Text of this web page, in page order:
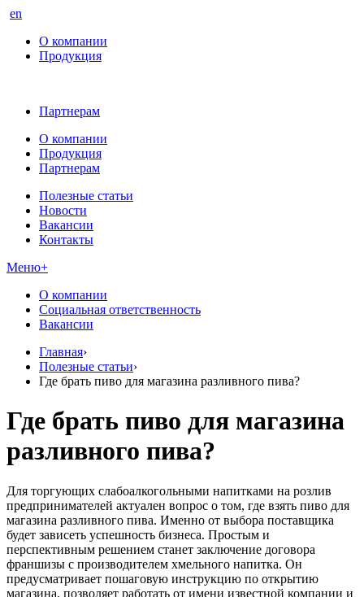
en
О компании
Продукция
Партнерам
О компании
Продукция
Партнерам
Полезные статьи
Новости
Вакансии
Контакты
Меню+
О компании
Социальная ответственность
Вакансии
Главная›
Полезные статьи›
Где брать пиво для магазина разливного пива?
Где брать пиво для магазина
разливного пива?
Для торгующих слабоалкогольными напитками на розлив
предпринимателей актуален вопрос о том, где взять пиво для
магазина разливного пива. Именно от выбора поставщика
будет зависеть успешность бизнеса. Простым и
перспективным решением станет заключение договора
франшизы с производителем хмельного напитка. Он
предусматривает пошаговую инструкцию по открытию
магазина, позволяет работать от имени известной компании и